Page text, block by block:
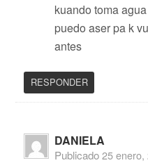
kuando toma
puedo aser pa k
antes
RESPONDER
DANIELA
Publicado25 enero,